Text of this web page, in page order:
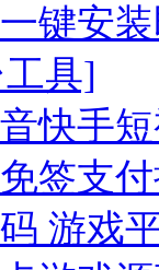
一键安
具]
快手
签支
游戏